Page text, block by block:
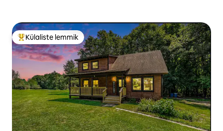
Külaliste suur lemmik
Külaliste lemmik